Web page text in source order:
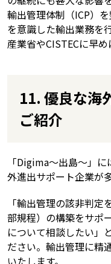
輸出管理体制（ICP）
を意識した輸出業務を
産業省やCISTECに早
11. 優良な海
ご紹介
「Digima〜出島〜」
外進出サポート企業が
「輸出管理の該非判
部規程）の構築をサポ
について相談したい」
ださい。輸出管理に精